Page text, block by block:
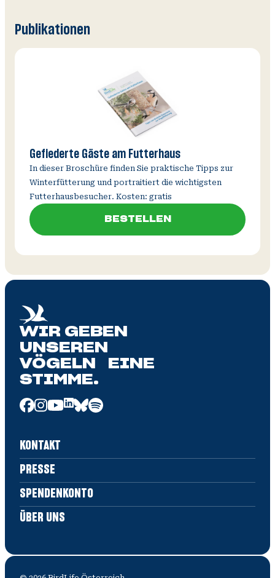
Publikationen
Gefiederte Gäste am Futterhaus
In dieser Broschüre finden Sie praktische Tipps zur
Winterfütterung und portraitiert die wichtigsten
Futterhausbesucher. Kosten: gratis
BESTELLEN
WIR GEBEN
UNSEREN
VÖGELN EINE
STIMME.
KONTAKT
PRESSE
SPENDENKONTO
ÜBER UNS